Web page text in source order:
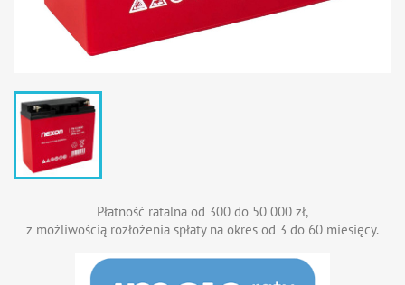
Płatność ratalna od 300 do 50 000 zł,
z możliwością rozłożenia spłaty na okres od 3 do 60 miesięcy.